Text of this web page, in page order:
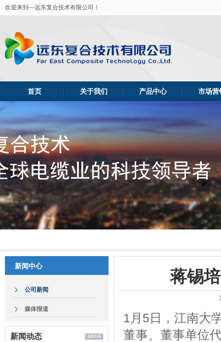
欢迎来到—远东复合技术有限公司！
首页 关于我们 产品中心 市场营
新闻中心
公司新闻
媒体报道
新闻动态
蒋锡
1月5日，江南大
董事、董事单位